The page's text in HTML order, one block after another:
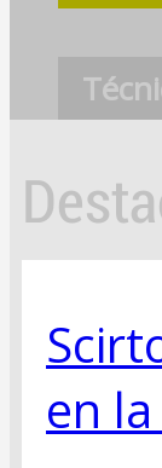
en la